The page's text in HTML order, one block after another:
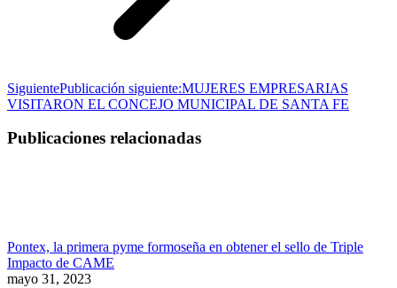
SiguientePublicación siguiente:MUJERES EMPRESARIAS
VISITARON EL CONCEJO MUNICIPAL DE SANTA FE
Publicaciones relacionadas
Pontex, la primera pyme formoseña en obtener el sello de Triple
Impacto de CAME
mayo 31, 2023